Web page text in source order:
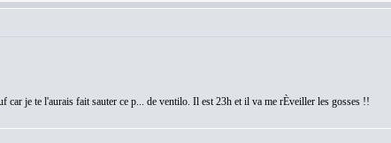
je te l'aurais fait sauter ce p... de ventilo. Il est 23h et il va me rÈveiller les gosses !!